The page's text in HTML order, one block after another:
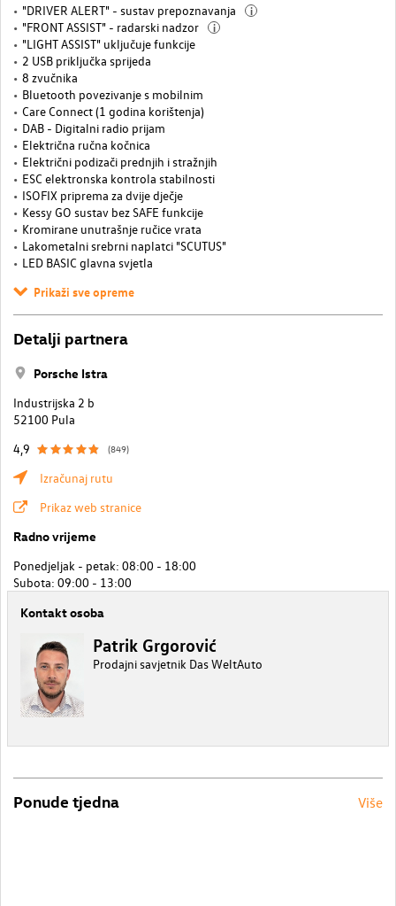
"DRIVER ALERT" - sustav prepoznavanja i
"FRONT ASSIST" - radarski nadzor i
"LIGHT ASSIST" uključuje funkcije
2 USB priključka sprijeda
8 zvučnika
Bluetooth povezivanje s mobilnim
Care Connect (1 godina korištenja)
DAB - Digitalni radio prijam
Električna ručna kočnica
Električni podizači prednjih i stražnjih
ESC elektronska kontrola stabilnosti
ISOFIX priprema za dvije dječje
Kessy GO sustav bez SAFE funkcije
Kromirane unutrašnje ručice vrata
Lakometalni srebrni naplatci "SCUTUS"
LED BASIC glavna svjetla
Prikaži sve opreme
Detalji partnera
Porsche Istra
Industrijska 2 b
52100 Pula
4,9
(849)
Izračunaj rutu
Prikaz web stranice
Radno vrijeme
Ponedjeljak - petak: 08:00 - 18:00
Subota: 09:00 - 13:00
Kontakt osoba
Patrik Grgorović
Prodajni savjetnik Das WeltAuto
Ponude tjedna Više